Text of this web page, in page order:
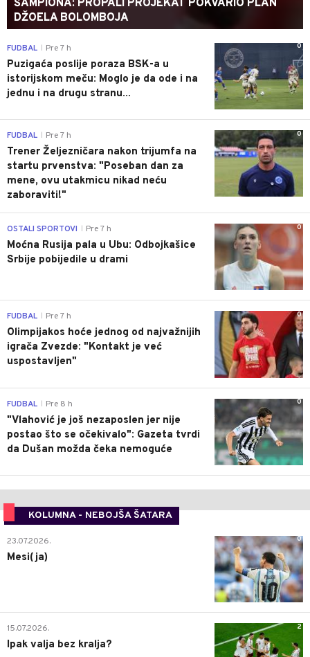
ŠAMPIONA: PROPALI PROJEKAT POKVARIO PLAN
DŽOELA BOLOMBOJA
0
FUDBAL Pre 7 h
Puzigaća poslije poraza BSK-a u
istorijskom meču: Moglo je da ode i na
jednu i na drugu stranu...
0
FUDBAL Pre 7 h
Trener Željezničara nakon trijumfa na
startu prvenstva: "Poseban dan za
mene, ovu utakmicu nikad neću
zaboraviti!"
0
OSTALI SPORTOVI Pre 7 h
Moćna Rusija pala u Ubu: Odbojkašice
Srbije pobijedile u drami
0
FUDBAL Pre 7 h
Olimpijakos hoće jednog od najvažnijih
igrača Zvezde: "Kontakt je već
uspostavljen"
0
FUDBAL Pre 8 h
"Vlahović je još nezaposlen jer nije
postao što se očekivalo": Gazeta tvrdi
da Dušan možda čeka nemoguće
KOLUMNA - NEBOJŠA ŠATARA
0
23.07.2026.
Mesi(ja)
2
15.07.2026.
Ipak valja bez kralja?